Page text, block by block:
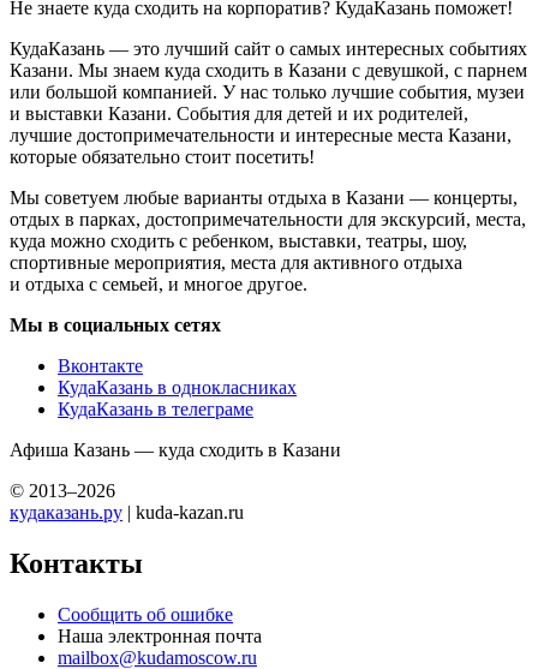
Не знаете куда сходить на корпоратив? КудаКазань поможет!
КудаКазань — это лучший сайт о самых интересных событиях
Казани. Мы знаем куда сходить в Казани с девушкой, с парнем
или большой компанией. У нас только лучшие события, музеи
и выставки Казани. События для детей и их родителей,
лучшие достопримечательности и интересные места Казани,
которые обязательно стоит посетить!
Мы советуем любые варианты отдыха в Казани — концерты,
отдых в парках, достопримечательности для экскурсий, места,
куда можно сходить с ребенком, выставки, театры, шоу,
спортивные мероприятия, места для активного отдыха
и отдыха с семьей, и многое другое.
Мы в социальных сетях
Вконтакте
КудаКазань в однокласниках
КудаКазань в телеграме
Афиша Казань — куда сходить в Казани
© 2013–2026
кудаказань.ру | kuda-kazan.ru
Контакты
Сообщить об ошибке
Наша электронная почта
mailbox@kudamoscow.ru